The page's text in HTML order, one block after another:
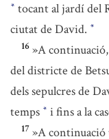
* tocant al jardí del
ciutat de David. *
16 »A
del districte de
dels sepulcres de
temps * i fins a la
17 »A continuació